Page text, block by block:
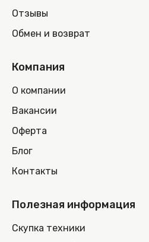
Отзывы
Обмен и возврат
Компания
О компании
Вакансии
Оферта
Блог
Контакты
Полезная информация
Скупка техники